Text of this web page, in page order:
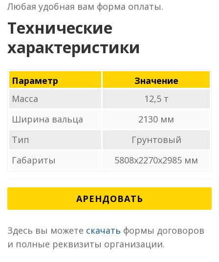
Любая удобная вам форма оплаты.
Технические
характеристики
Параметр
Значение
Масса
12,5 т
Ширина вальца
2130 мм
Тип
Грунтовый
Габариты
5808x2270x2985 мм
АРЕНДОВАТЬ
Здесь вы можете скачать формы договоров
и полные реквизиты организации.